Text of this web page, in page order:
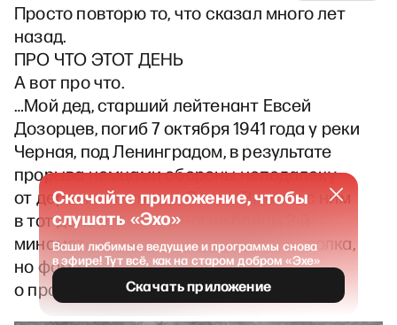
Просто повторю то, что сказал много лет
назад.
ПРО ЧТО ЭТОТ ДЕНЬ
А вот про что.
…Мой дед, старший лейтенант Евсей
Дозорцев, погиб 7 октября 1941 года у реки
Черная, под Ленинградом, в результате
прорыва немцами обороны неподалеку
от деревни Гонтовая Липка. Вместе с ним
в тот день погибли многие бойцы 2-й
минометной роты 477 гвардейского полка,
но фамилий погибших в рапорте
о произошедшем нет.
Скачайте приложение, чтобы
слушать «Эхо»
Ваши любимые ведущие и программы снова
в эфире! Тут всё, как на старом добром «Эхе»
Скачать приложение